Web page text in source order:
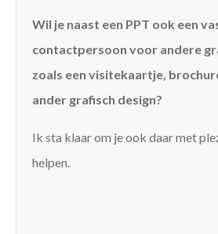
Wil je naast een PPT ook een
contactpersoon voor andere
zoals een visitekaartje,
ander grafisch design?
Ik sta klaar om je ook daar met
helpen.